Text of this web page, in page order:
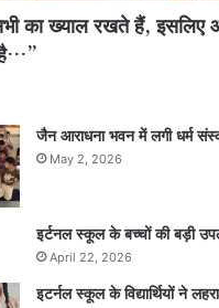
का ख्याल रखते हैं, इसलिए
है…”
जैन आराधना भवन में लगी धर्म
May 2, 2026
इर्टनल स्कूल के बच्चों की बड़ी
April 22, 2026
इटर्नल स्कूल के विद्यार्थियों ने